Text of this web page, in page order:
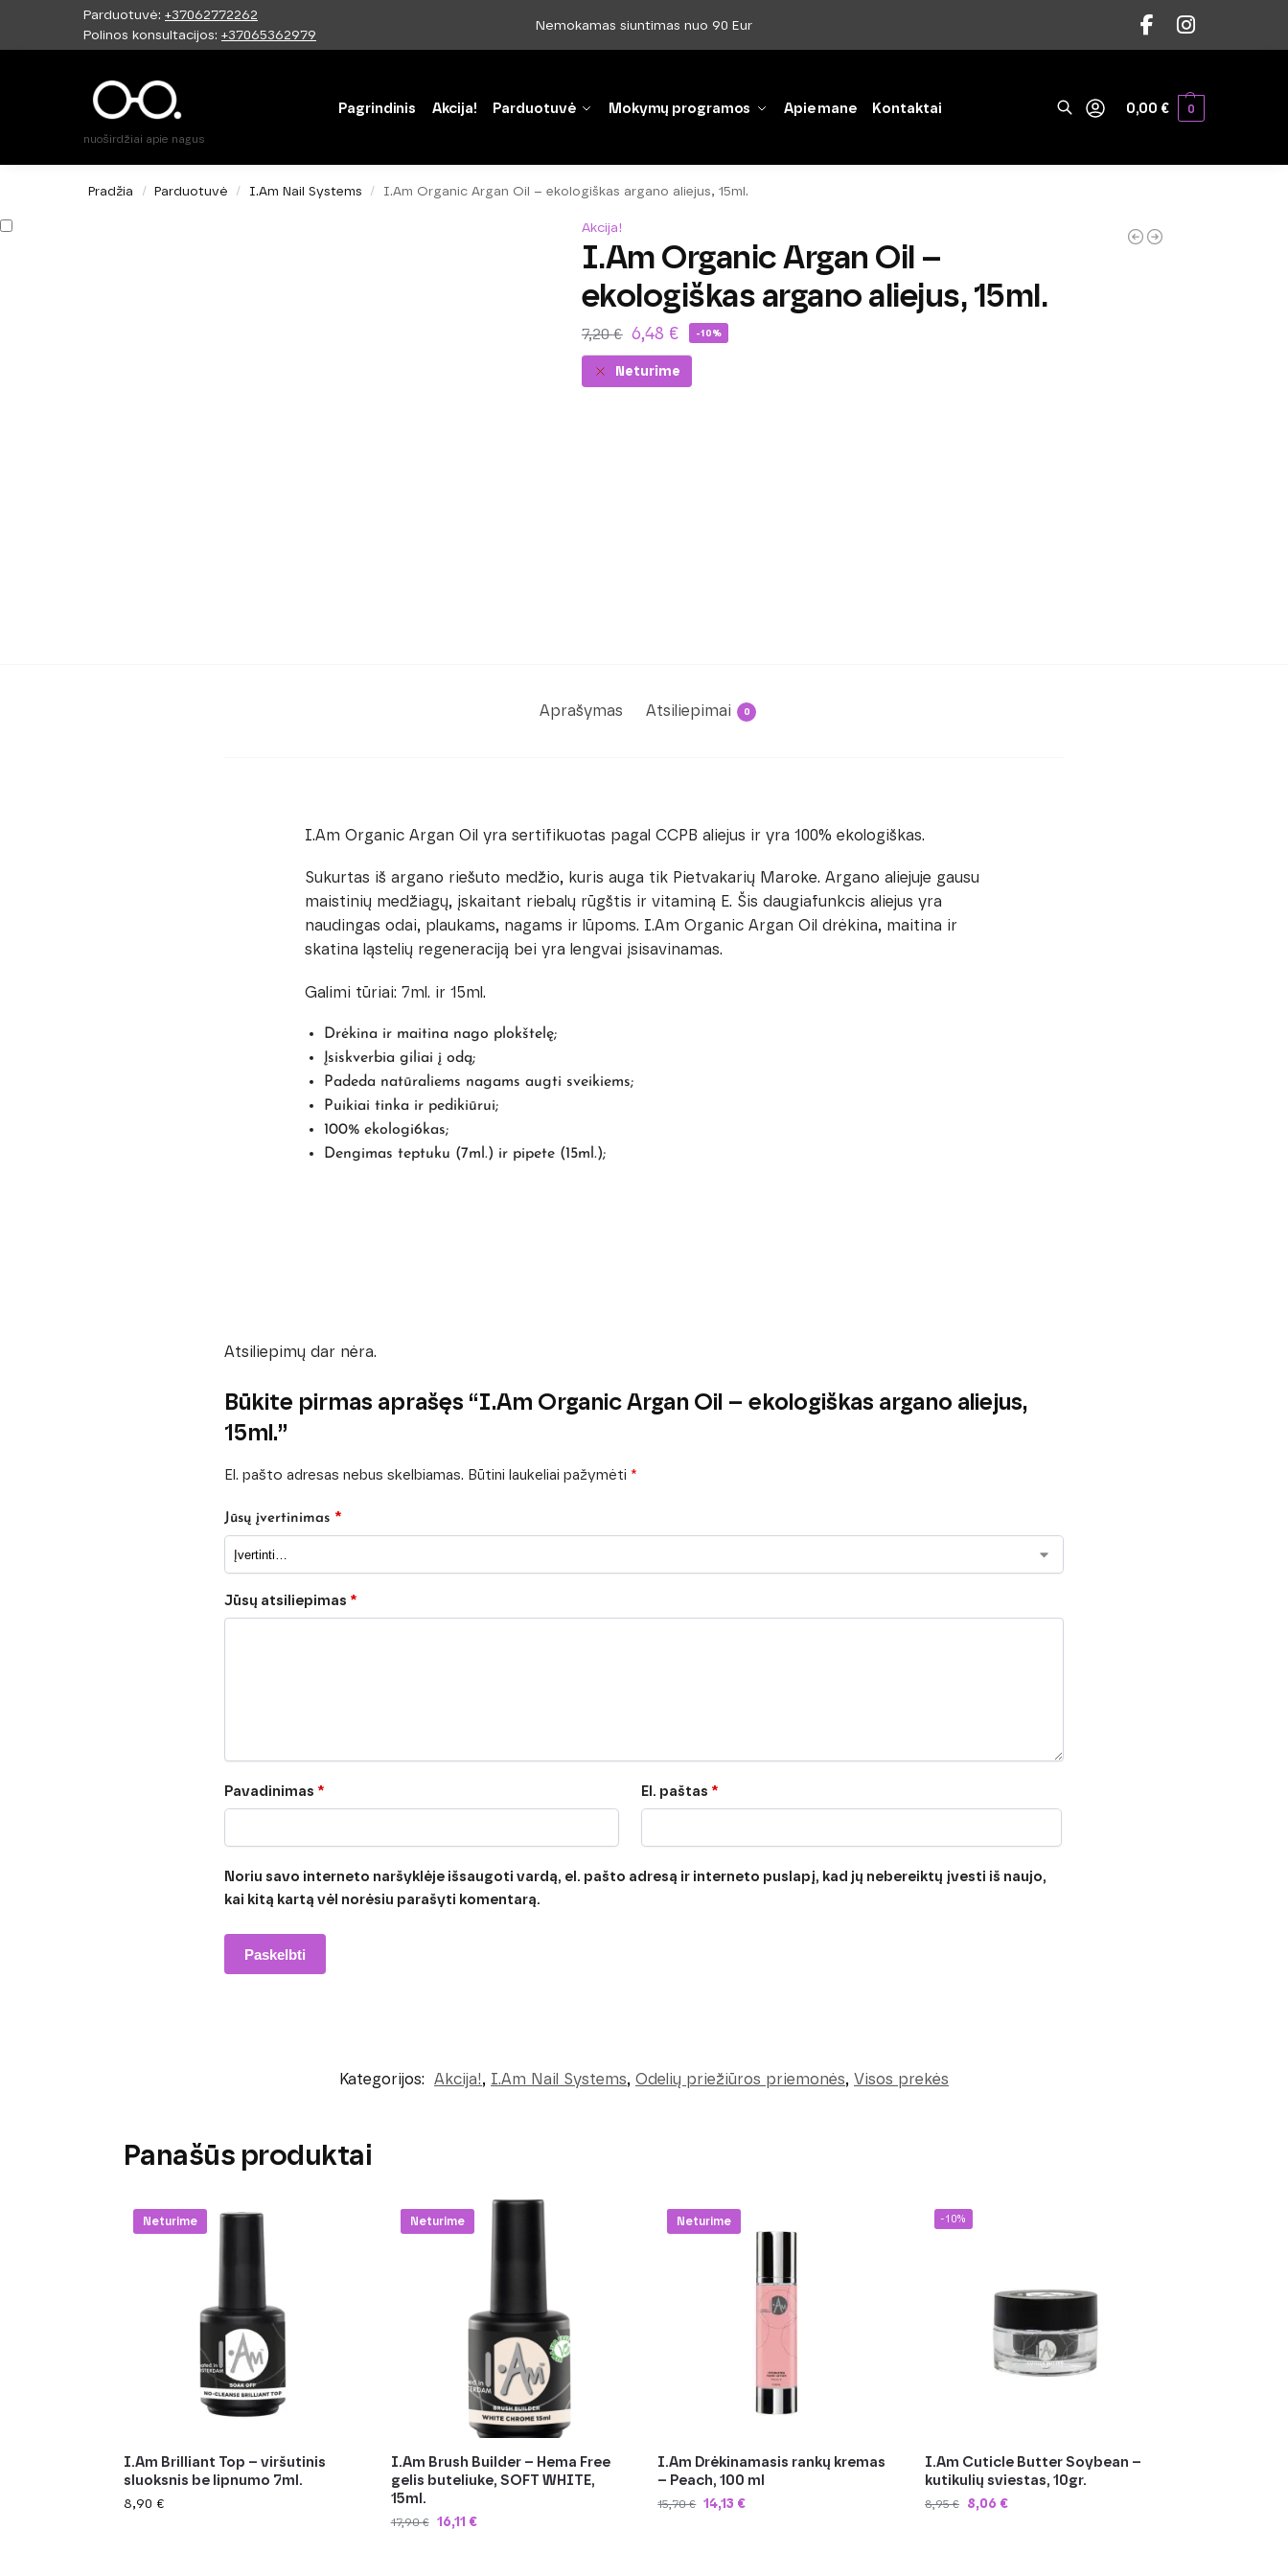
Parduotuvė: +37062772262
Polinos konsultacijos: +37065362979
Nemokamas siuntimas nuo 90 Eur
nuoširdžiai apie nagus
Pagrindinis Akcija! Parduotuvė Mokymų programos Apie mane Kontaktai
Paieška
0,00 € 0
Pradžia / Parduotuvė / I.Am Nail Systems / I.Am Organic Argan Oil – ekologiškas argano aliejus, 15ml.
Akcija!
I.Am Organic Argan Oil –
ekologiškas argano aliejus, 15ml.
7,20€ 6,48 € -10%
Neturime
Aprašymas Atsiliepimai 0
I.Am Organic Argan Oil yra sertifikuotas pagal CCPB aliejus ir yra 100% ekologiškas.
Sukurtas iš argano riešuto medžio, kuris auga tik Pietvakarių Maroke. Argano aliejuje gausu
maistinių medžiagų, įskaitant riebalų rūgštis ir vitaminą E. Šis daugiafunkcis aliejus yra
naudingas odai, plaukams, nagams ir lūpoms. I.Am Organic Argan Oil drėkina, maitina ir
skatina ląstelių regeneraciją bei yra lengvai įsisavinamas.
Galimi tūriai: 7ml. ir 15ml.
Drėkina ir maitina nago plokštelę;
Įsiskverbia giliai į odą;
Padeda natūraliems nagams augti sveikiems;
Puikiai tinka ir pedikiūrui;
100% ekologi6kas;
Dengimas teptuku (7ml.) ir pipete (15ml.);
Atsiliepimų dar nėra.
Būkite pirmas aprašęs “I.Am Organic Argan Oil – ekologiškas argano aliejus,
15ml.”
El. pašto adresas nebus skelbiamas. Būtini laukeliai pažymėti *
Jūsų įvertinimas *
Jūsų atsiliepimas *
Pavadinimas * El. paštas *
Noriu savo interneto naršyklėje išsaugoti vardą, el. pašto adresą ir interneto puslapį, kad jų nebereiktų įvesti iš naujo,
kai kitą kartą vėl norėsiu parašyti komentarą.
Kategorijos: Akcija!, I.Am Nail Systems, Odelių priežiūros priemonės, Visos prekės
Panašūs produktai
Neturime
I.Am Brilliant Top – viršutinis
sluoksnis be lipnumo 7ml.
8,90 €
-10%
Neturime
I.Am Brush Builder – Hema Free
gelis buteliuke, SOFT WHITE,
15ml.
17,90€ 16,11 €
-10%
Neturime
I.Am Drėkinamasis rankų kremas
– Peach, 100 ml
15,70€ 14,13 €
-10%
I.Am Cuticle Butter Soybean –
kutikulių sviestas, 10gr.
8,95€ 8,06 €